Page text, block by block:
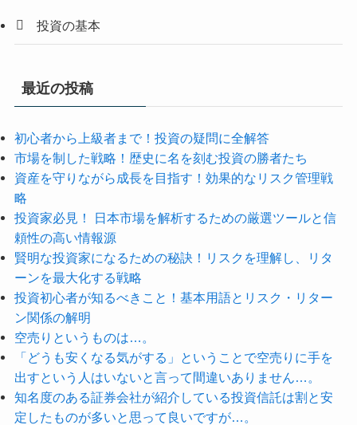
投資の基本
最近の投稿
初心者から上級者まで！投資の疑問に全解答
市場を制した戦略！歴史に名を刻む投資の勝者たち
資産を守りながら成長を目指す！効果的なリスク管理戦
略
投資家必見！ 日本市場を解析するための厳選ツールと信
頼性の高い情報源
賢明な投資家になるための秘訣！リスクを理解し、リタ
ーンを最大化する戦略
投資初心者が知るべきこと！基本用語とリスク・リター
ン関係の解明
空売りというものは…。
「どうも安くなる気がする」ということで空売りに手を
出すという人はいないと言って間違いありません…。
知名度のある証券会社が紹介している投資信託は割と安
定したものが多いと思って良いですが…。